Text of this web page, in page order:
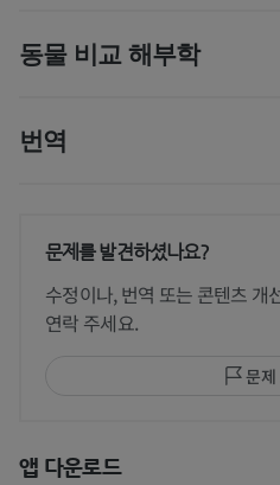
동물 비교 해부학
번역
문제를 발견하셨나요?
수정이나, 번역 또는 콘텐츠 개
연락 주세요.
문제
앱 다운로드